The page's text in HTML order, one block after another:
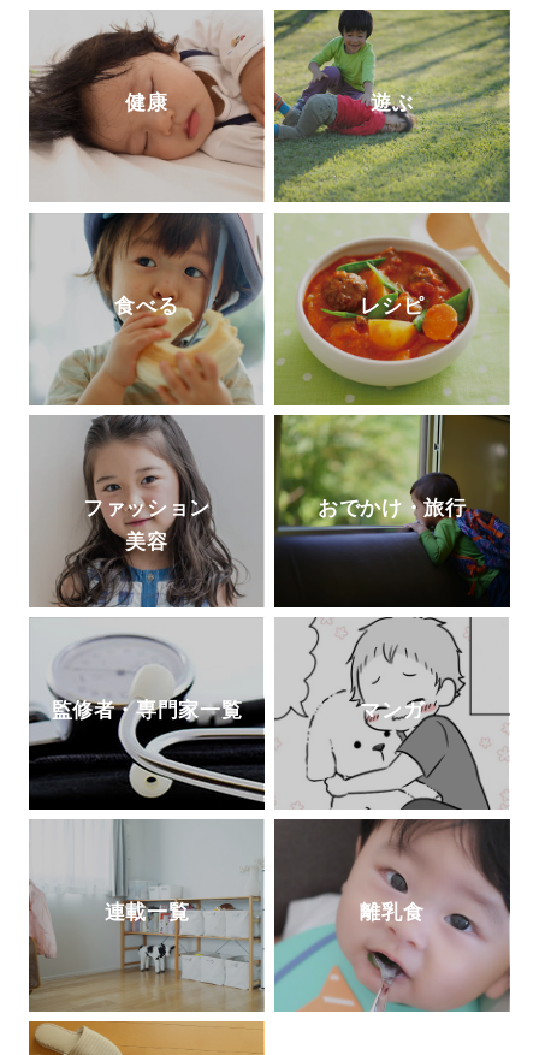
健康 遊ぶ
食べる レシピ
ファッション
美容
おでかけ・旅行
監修者・専門家一覧 マンガ
連載一覧 離乳食